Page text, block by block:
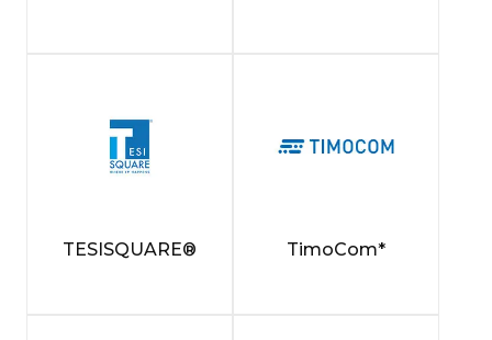
TESISQUARE® TimoCom*